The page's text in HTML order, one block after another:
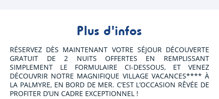
Plus d'infos
RÉSERVEZ DÈS MAINTENANT VOTRE SÉJOUR DÉCOUVERTE
GRATUIT DE 2 NUITS OFFERTES EN REMPLISSANT
SIMPLEMENT LE FORMULAIRE CI-DESSOUS, ET VENEZ
DÉCOUVRIR NOTRE MAGNIFIQUE VILLAGE VACANCES**** À
LA PALMYRE, EN BORD DE MER. C’EST L’OCCASION RÊVÉE DE
PROFITER D’UN CADRE EXCEPTIONNEL !